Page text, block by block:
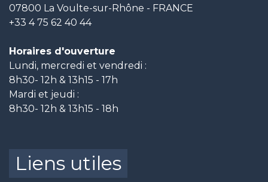
07800 La Voulte-sur-Rhône - FRANCE
+33 4 75 62 40 44
Horaires d'ouverture
Lundi, mercredi et vendredi :
8h30- 12h & 13h15 - 17h
Mardi et jeudi :
8h30- 12h & 13h15 - 18h
Liens utiles